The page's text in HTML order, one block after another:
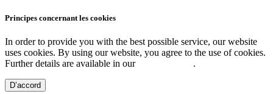
Principes concernant les cookies
In order to provide you with the best possible service, our website
uses cookies. By using our website, you agree to the use of cookies.
Further details are available in our
.
D’accord